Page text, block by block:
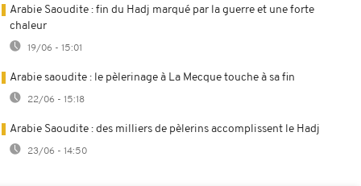
Arabie Saoudite : fin du Hadj marqué par la guerre et une forte
chaleur
19/06 - 15:01
Arabie saoudite : le pèlerinage à La Mecque touche à sa fin
22/06 - 15:18
Arabie Saoudite : des milliers de pèlerins accomplissent le Hadj
23/06 - 14:50